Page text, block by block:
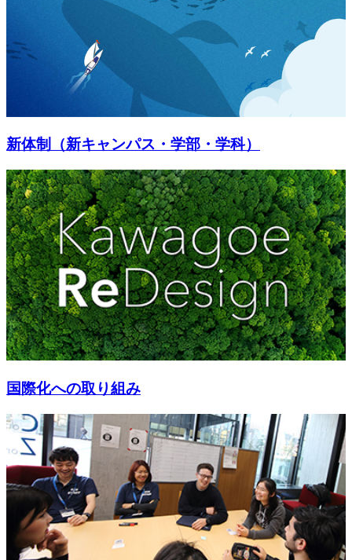
新体制（新キャンパス・学部・学科）
国際化への取り組み